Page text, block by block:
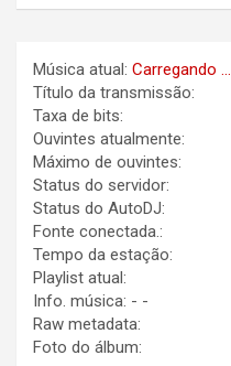
Música atual: Carregando ...
Título da transmissão:
Taxa de bits:
Ouvintes atualmente:
Máximo de ouvintes:
Status do servidor:
Status do AutoDJ:
Fonte conectada.:
Tempo da estação:
Playlist atual:
Info. música: - -
Raw metadata:
Foto do álbum: